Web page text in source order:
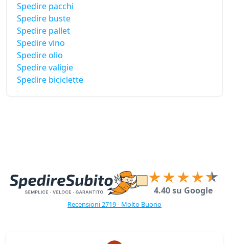
Spedire pacchi
Spedire buste
Spedire pallet
Spedire vino
Spedire olio
Spedire valigie
Spedire biciclette
4.40 su Google
Recensioni 2719 - Molto Buono